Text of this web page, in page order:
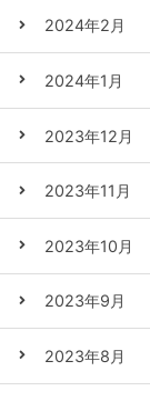
2024年2月
2024年1月
2023年12月
2023年11月
2023年10月
2023年9月
2023年8月